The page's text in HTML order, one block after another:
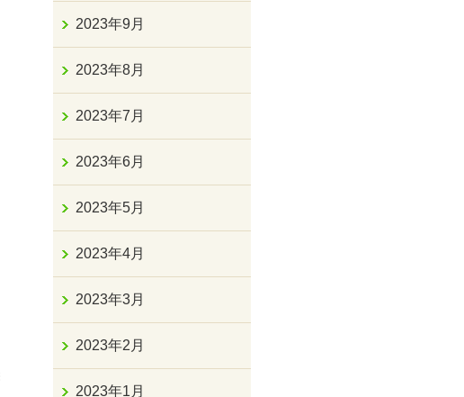
2023年9月
2023年8月
2023年7月
2023年6月
2023年5月
2023年4月
2023年3月
2023年2月
2023年1月